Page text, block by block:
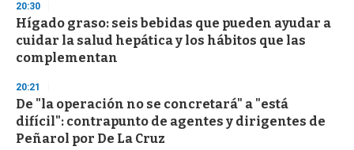
20:30
Hígado graso: seis bebidas que pueden ayudar a
cuidar la salud hepática y los hábitos que las
complementan
20:21
De "la operación no se concretará" a "está
difícil": contrapunto de agentes y dirigentes de
Peñarol por De La Cruz